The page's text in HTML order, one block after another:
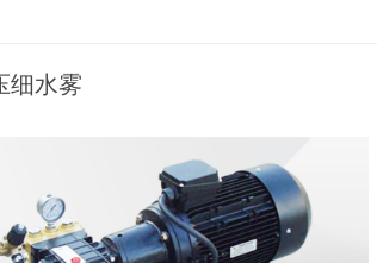
细水雾